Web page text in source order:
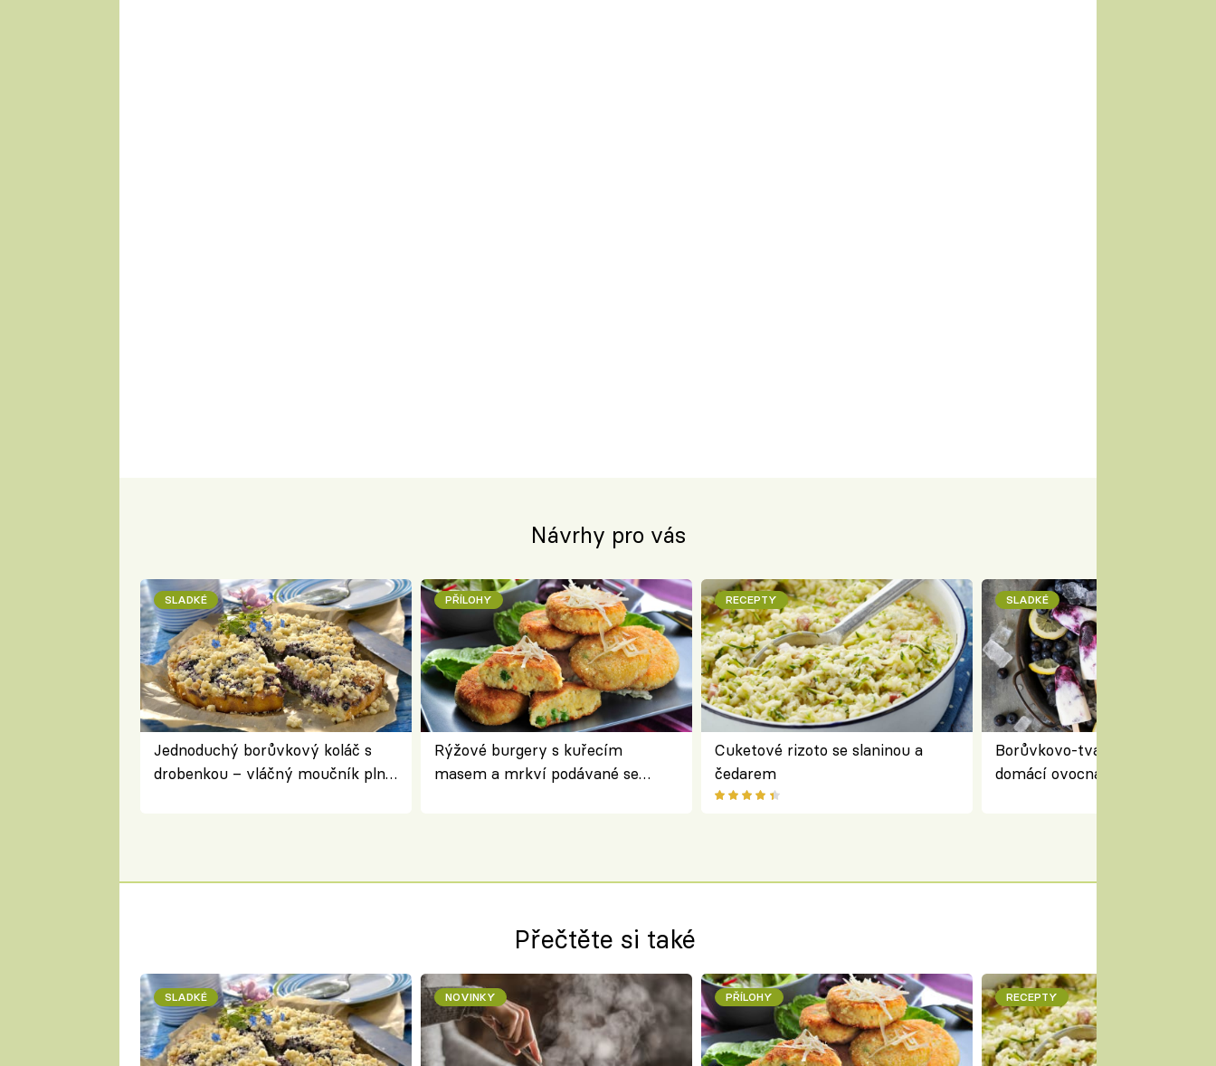
Návrhy pro vás
SLADKÉ
Jednoduchý borůvkový koláč s
drobenkou – vláčný moučník plný
PŘÍLOHY
Rýžové burgery s kuřecím
masem a mrkví podávané se
RECEPTY
Cuketové rizoto se slaninou a
čedarem
SLADKÉ
Borůvkovo-tvarohové nanuky
domácí ovocná zmrzlina na
Přečtěte si také
SLADKÉ NOVINKY PŘÍLOHY RECEPTY